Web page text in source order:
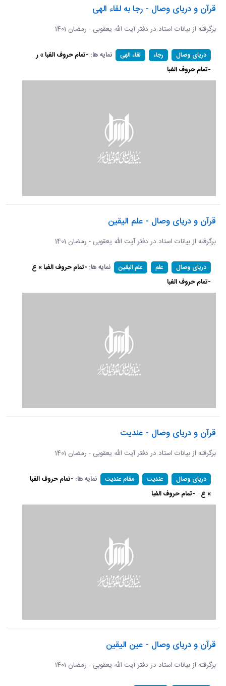
قرآن و دریای وصال - رجا به لقاء الهی
برگرفته از بیانات استاد در دفتر آیت الله یعقوبی - رمضان 1401
دریای وصال رجاء لقاء الهی نمایه ها: -تمام حروف الفبا » ر
-تمام حروف الفبا
قرآن و دریای وصال - علم الیقین
برگرفته از بیانات استاد در دفتر آیت الله یعقوبی - رمضان 1401
دریای وصال علم علم الیقین نمایه ها: -تمام حروف الفبا » ع
-تمام حروف الفبا
قرآن و دریای وصال - عندیت
برگرفته از بیانات استاد در دفتر آیت الله یعقوبی - رمضان 1401
دریای وصال عندیت مقام عندیت نمایه ها: -تمام حروف الفبا
» ع -تمام حروف الفبا
قرآن و دریای وصال - عین الیقین
برگرفته از بیانات استاد در دفتر آیت الله یعقوبی - رمضان 1401